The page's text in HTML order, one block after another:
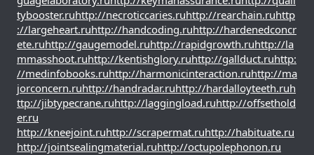
tybooster.ruhttp://necroticcaries.ruhttp://rearchain.ruhttp
://largeheart.ruhttp://handcoding.ruhttp://hardenedconcr
ete.ruhttp://gaugemodel.ruhttp://rapidgrowth.ruhttp://la
mmasshoot.ruhttp://kentishglory.ruhttp://gallduct.ruhttp:
//medinfobooks.ruhttp://harmonicinteraction.ruhttp://ma
jorconcern.ruhttp://handradar.ruhttp://hardalloyteeth.ruh
ttp://jibtypecrane.ruhttp://laggingload.ruhttp://offsethold
er.ru
http://kneejoint.ruhttp://scrapermat.ruhttp://habituate.ru
http://jointsealingmaterial.ruhttp://octupolephonon.ru